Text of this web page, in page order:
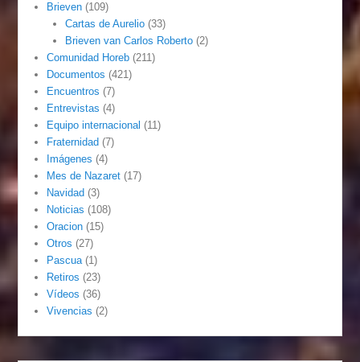
Brieven (109)
Cartas de Aurelio(33)
Brieven van Carlos Roberto(2)
Comunidad Horeb (211)
Documentos (421)
Encuentros (7)
Entrevistas (4)
Equipo internacional (11)
Fraternidad (7)
Imágenes (4)
Mes de Nazaret (17)
Navidad (3)
Noticias (108)
Oracion (15)
Otros (27)
Pascua(1)
Retiros (23)
Vídeos (36)
Vivencias (2)